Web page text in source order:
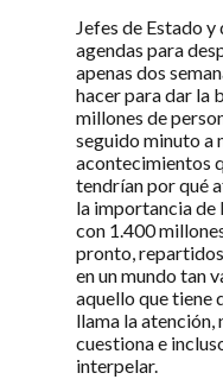
Jefes de Estado
agendas para
apenas dos
hacer para dar la
millones de
seguido minuto a
acontecimientos
tendrían por qué
la importancia de
con 1.400
pronto,
en un mundo tan
aquello que tiene
llama la atención,
cuestiona e
interpelar.